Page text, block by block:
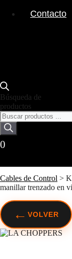
Cables de Control >
manillar trenzado en
Contacto
Búsqueda de
productos
0
← VOLVER